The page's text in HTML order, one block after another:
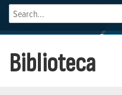
Biblioteca